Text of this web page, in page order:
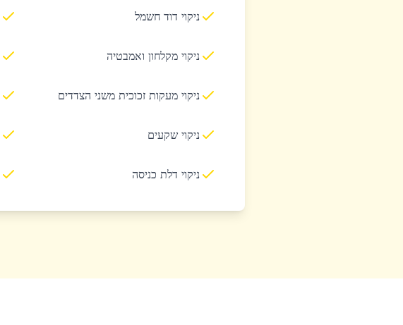
ניקוי דוד חשמל
ניקוי מקלחון ואמבטיה
ניקוי מעקות זכוכית משני הצדדים
ניקוי שקעים
ניקוי דלת כניסה